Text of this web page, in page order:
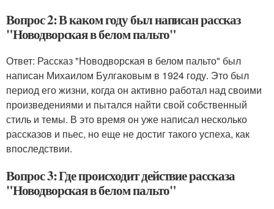
Вопрос 2: В каком году был написан рассказ
"Новодворская в белом пальто"
Ответ: Рассказ "Новодворская в белом пальто" был
написан Михаилом Булгаковым в 1924 году. Это был
период его жизни, когда он активно работал над своими
произведениями и пытался найти свой собственный
стиль и темы. В это время он уже написал несколько
рассказов и пьес, но еще не достиг такого успеха, как
впоследствии.
Вопрос 3: Где происходит действие рассказа
"Новодворская в белом пальто"